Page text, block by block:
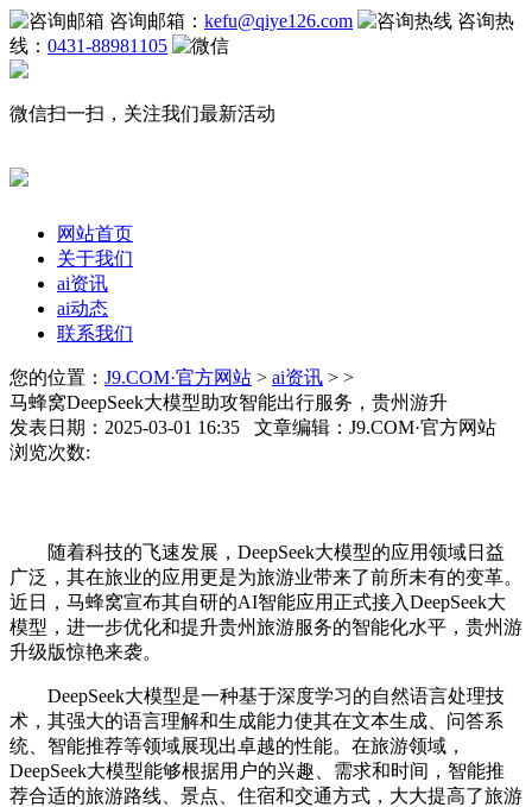
咨询邮箱： kefu@qiye126.com
咨询热
线： 0431-88981105
微信扫一扫，关注我们最新活动
网站首页
关于我们
ai资讯
ai动态
联系我们
您的位置： J9.COM·官方网站 > ai资讯 > >
马蜂窝DeepSeek大模型助攻智能出行服务，贵州游升
发表日期：2025-03-01 16:35 文章编辑：J9.COM·官方网站
浏览次数:
随着科技的飞速发展，DeepSeek大模型的应用领域日益
广泛，其在旅业的应用更是为旅游业带来了前所未有的变革。
近日，马蜂窝宣布其自研的AI智能应用正式接入DeepSeek大
模型，进一步优化和提升贵州旅游服务的智能化水平，贵州游
升级版惊艳来袭。
DeepSeek大模型是一种基于深度学习的自然语言处理技
术，其强大的语言理解和生成能力使其在文本生成、问答系
统、智能推荐等领域展现出卓越的性能。在旅游领域，
DeepSeek大模型能够根据用户的兴趣、需求和时间，智能推
荐合适的旅游路线、景点、住宿和交通方式，大大提高了旅游